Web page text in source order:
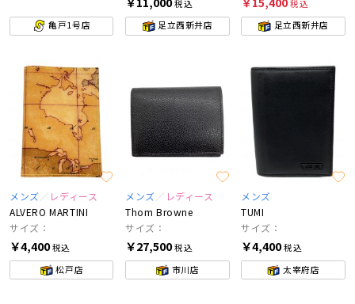
亀戸1号店
税込
足立西新井店
税込
足立西新井店
メンズ
レディース
ALVERO MARTINI
サイズ：
￥4,400税込
松戸店
メンズ
レディース
Thom Browne
サイズ：
￥27,500税込
市川店
メンズ
TUMI
サイズ：
￥4,400税込
太宰府店